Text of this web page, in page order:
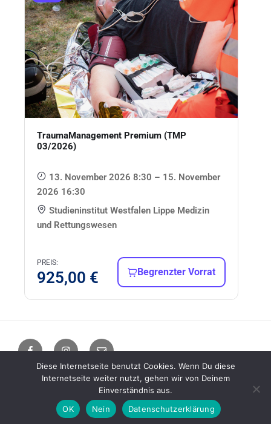
TraumaManagement Premium (TMP
03/2026)
13. November 2026 8:30 – 15. November
2026 16:30
Studieninstitut Westfalen Lippe Medizin
und Rettungswesen
PREIS:
925,00 € Begrenzter Vorrat
Impressum / Datenschutzerklärung
Stolz präsentiert von
WordPress
Diese Internetseite benutzt Cookies. Wenn Du diese
Internetseite weiter nutzt, gehen wir von Deinem
Einverständnis aus.
OK
Nein Datenschutzerklärung